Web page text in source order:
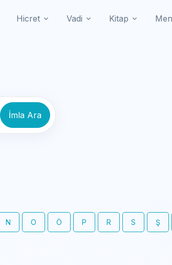
Hicret Vadi Kitap
İmla Ara
N O Ö P R S Ş